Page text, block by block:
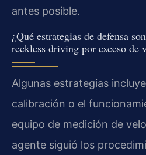
antes posible.
¿Qué estrategias de defensa
reckless driving por exceso de
Algunas estrategias
calibración o el
equipo de medición de
agente siguió los